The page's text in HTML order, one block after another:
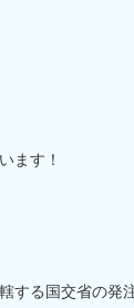
ます！
する国交省の発